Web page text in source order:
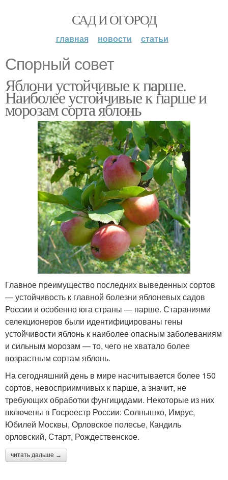
САД И ОГОРОД
главная новости статьи
Спорный совет
Яблони устойчивые к парше.
Наиболее устойчивые к парше и
морозам сорта яблонь
Главное преимущество последних выведенных сортов
— устойчивость к главной болезни яблоневых садов
России и особенно юга страны — парше. Стараниями
селекционеров были идентифицированы гены
устойчивости яблонь к наиболее опасным заболеваниям
и сильным морозам — то, чего не хватало более
возрастным сортам яблонь.
На сегодняшний день в мире насчитывается более 150
сортов, невосприимчивых к парше, а значит, не
требующих обработки фунгицидами. Некоторые из них
включены в Госреестр России: Солнышко, Имрус,
Юбилей Москвы, Орловское полесье, Кандиль
орловский, Старт, Рождественское.
читать дальше →